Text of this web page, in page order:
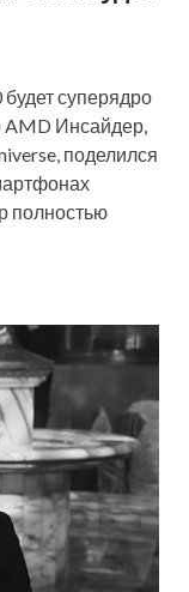
суперядро
AMD Инсайдер,
поделился
полностью